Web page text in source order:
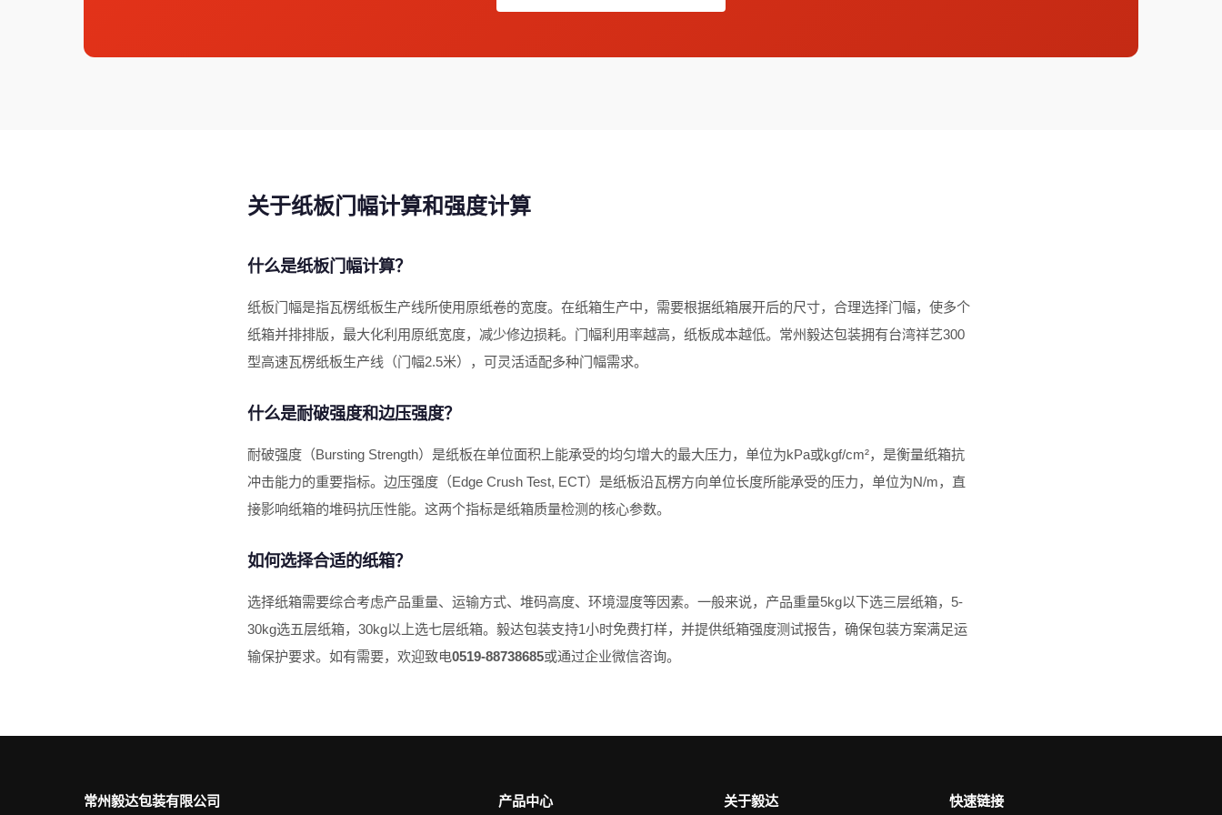
关于纸板门幅计算和强度计算
什么是纸板门幅计算？
纸板门幅是指瓦楞纸板生产线所使用原纸卷的宽度。在纸箱生产中，需要根据纸箱展开后的尺寸，合理选择门幅，使多个
纸箱并排排版，最大化利用原纸宽度，减少修边损耗。门幅利用率越高，纸板成本越低。常州毅达包装拥有台湾祥艺300
型高速瓦楞纸板生产线（门幅2.5米），可灵活适配多种门幅需求。
什么是耐破强度和边压强度？
耐破强度（Bursting Strength）是纸板在单位面积上能承受的均匀增大的最大压力，单位为kPa或kgf/cm²，是衡量纸箱抗
冲击能力的重要指标。边压强度（Edge Crush Test, ECT）是纸板沿瓦楞方向单位长度所能承受的压力，单位为N/m，直
接影响纸箱的堆码抗压性能。这两个指标是纸箱质量检测的核心参数。
如何选择合适的纸箱？
选择纸箱需要综合考虑产品重量、运输方式、堆码高度、环境湿度等因素。一般来说，产品重量5kg以下选三层纸箱，5-
30kg选五层纸箱，30kg以上选七层纸箱。毅达包装支持1小时免费打样，并提供纸箱强度测试报告，确保包装方案满足运
输保护要求。如有需要，欢迎致电0519-88738685或通过企业微信咨询。
常州毅达包装有限公司 产品中心 关于毅达 快速链接